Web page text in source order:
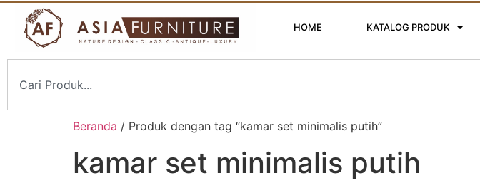
HOME KATALOG PRODUK
Beranda / Produk dengan tag “kamar set minimalis putih”
kamar set minimalis putih